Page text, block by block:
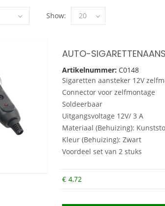
Show: 20
Artikelnummer: C0148
Sigaretten aansteker 12V
Connector voor zelfmontage
Soldeerbaar
Uitgangsvoltage 12V/ 3 A
Materiaal (Behuizing):
Kleur (Behuizing): Zwart
Voordeel set van 2 stuks
€ 4,72